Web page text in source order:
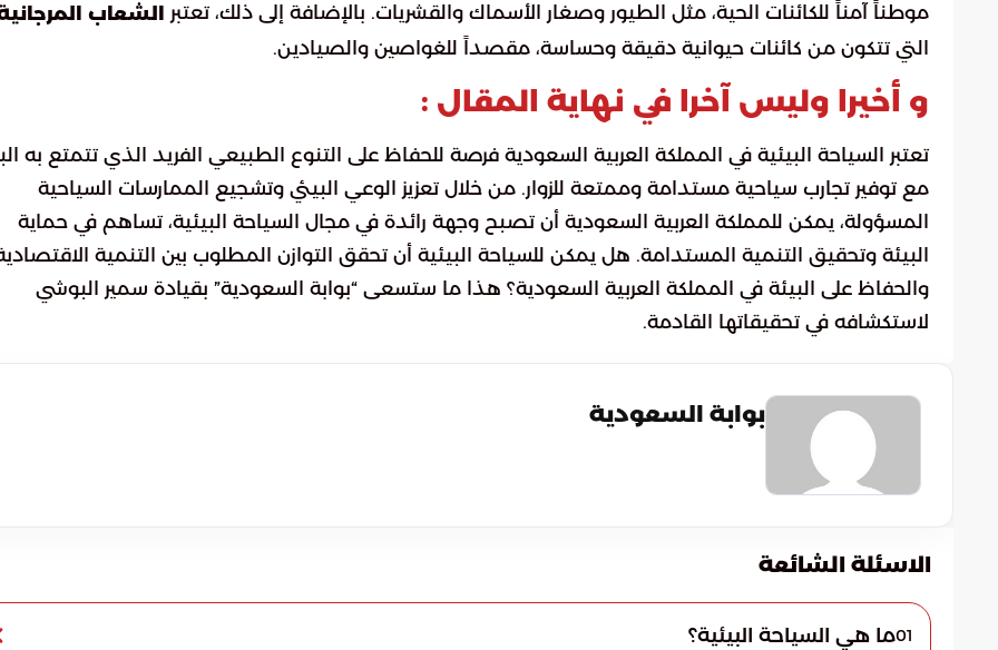
موطناً آمناً للكائنات الحية، مثل الطيور وصغار الأسماك والقشريات. بالإضافة إلى ذلك، تعتبر
الشعاب
التي تتكون من كائنات حيوانية دقيقة وحساسة، مقصداً للغواصين والصيادين.
و أخيرا وليس آخرا في نهاية المقال :
تعتبر السياحة البيئية في المملكة العربية السعودية فرصة للحفاظ على التنوع الطبيعي الفريد الذي تتمتع به
مع توفير تجارب سياحية مستدامة وممتعة للزوار. من خلال تعزيز الوعي البيئي وتشجيع الممارسات السياحية
المسؤولة، يمكن للمملكة العربية السعودية أن تصبح وجهة رائدة في مجال السياحة البيئية، تساهم في حماية
البيئة وتحقيق التنمية المستدامة. هل يمكن للسياحة البيئية أن تحقق التوازن المطلوب بين التنمية
والحفاظ على البيئة في المملكة العربية السعودية؟ هذا ما ستسعى “بوابة السعودية” بقيادة سمير البوشي
لاستكشافه في تحقيقاتها القادمة.
بوابة السعودية
الاسئلة الشائعة
01ما هي السياحة البيئية؟